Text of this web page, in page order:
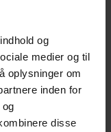
og
medier og til
oplysninger om
inden for
disse
/ October
/ June 2023